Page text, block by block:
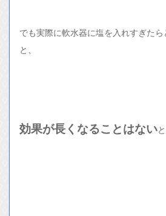
でも実際に軟水器に塩を入れすぎたら
と、
効果が長くなることはない